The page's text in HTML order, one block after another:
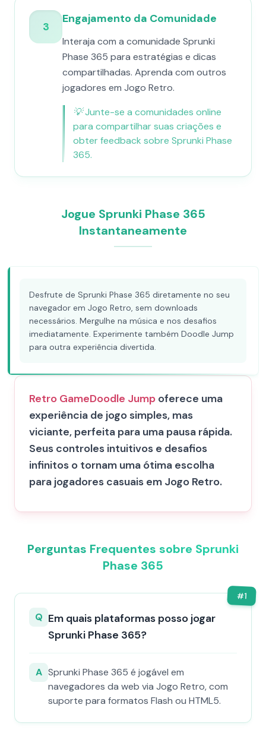
3
Engajamento da Comunidade
Interaja com a comunidade Sprunki
Phase 365 para estratégias e dicas
compartilhadas. Aprenda com outros
jogadores em Jogo Retro.
💡Junte-se a comunidades online
para compartilhar suas criações e
obter feedback sobre Sprunki Phase
365.
Jogue Sprunki Phase 365
Instantaneamente
Desfrute de Sprunki Phase 365 diretamente no seu
navegador em Jogo Retro, sem downloads
necessários. Mergulhe na música e nos desafios
imediatamente. Experimente também Doodle Jump
para outra experiência divertida.
Retro GameDoodle Jump oferece uma
experiência de jogo simples, mas
viciante, perfeita para uma pausa rápida.
Seus controles intuitivos e desafios
infinitos o tornam uma ótima escolha
para jogadores casuais em Jogo Retro.
Perguntas Frequentes sobre Sprunki
Phase 365
#1
Q Em quais plataformas posso jogar
Sprunki Phase 365?
A Sprunki Phase 365 é jogável em
navegadores da web via Jogo Retro, com
suporte para formatos Flash ou HTML5.